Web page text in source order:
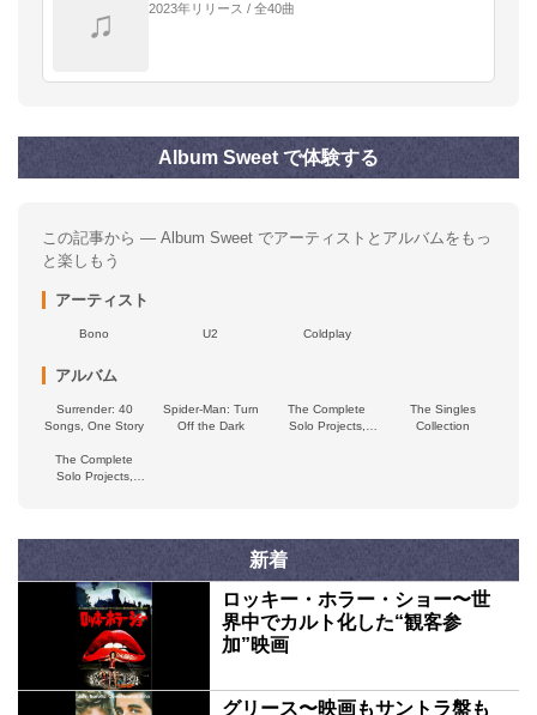
♫ 2023年リリース / 全40曲
Album Sweet で体験する
この記事から — Album Sweet でアーティストとアルバムをもっ
と楽しもう
アーティスト
Bono U2 Coldplay
アルバム
Surrender: 40
Songs, One Story
Spider-Man: Turn
Off the Dark
The Complete
Solo Projects,
The Singles
Collection
The Complete
Solo Projects,
新着
ロッキー・ホラー・ショー〜世
界中でカルト化した“観客参
加”映画
グリース〜映画もサントラ盤も